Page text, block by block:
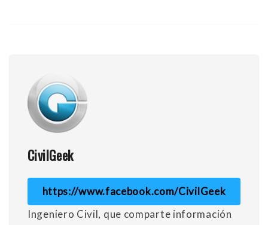
CivilGeek
https://www.facebook.com/CivilGeek
Ingeniero Civil, que comparte información